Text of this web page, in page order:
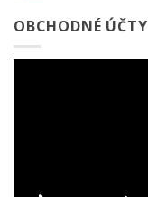
OBCHODNÉ ÚČTY